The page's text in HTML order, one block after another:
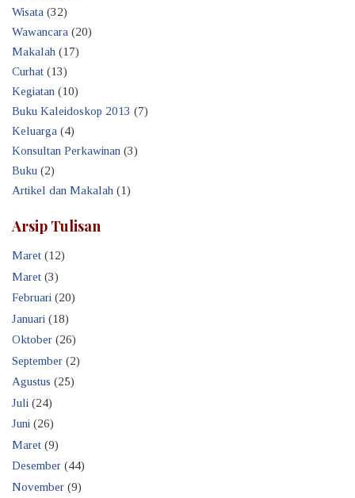
Wisata (32)
Wawancara (20)
Makalah (17)
Curhat (13)
Kegiatan (10)
Buku Kaleidoskop 2013 (7)
Keluarga (4)
Konsultan Perkawinan (3)
Buku (2)
Artikel dan Makalah (1)
Arsip Tulisan
Maret (12)
Maret (3)
Februari (20)
Januari (18)
Oktober (26)
September (2)
Agustus (25)
Juli (24)
Juni (26)
Maret (9)
Desember (44)
November (9)